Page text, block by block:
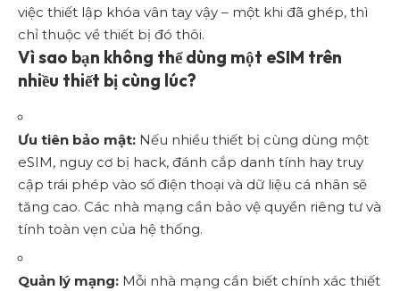
việc thiết lập khóa vân tay vậy – một khi đã ghép, thì
chỉ thuộc về thiết bị đó thôi.
Vì sao bạn không thể dùng một eSIM trên
nhiều thiết bị cùng lúc?
Ưu tiên bảo mật: Nếu nhiều thiết bị cùng dùng một
eSIM, nguy cơ bị hack, đánh cắp danh tính hay truy
cập trái phép vào số điện thoại và dữ liệu cá nhân sẽ
tăng cao. Các nhà mạng cần bảo vệ quyền riêng tư và
tính toàn vẹn của hệ thống.
Quản lý mạng: Mỗi nhà mạng cần biết chính xác thiết